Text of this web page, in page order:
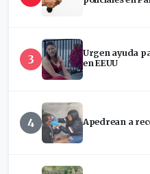
3
Urgen ayuda
en EEUU
4 Apedrean a